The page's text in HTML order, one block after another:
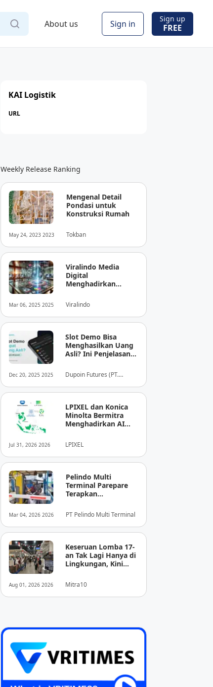
About us Sign in Sign up
FREE
KAI Logistik
URL
Weekly Release Ranking
May 24, 2023 2023
Mengenal Detail
Pondasi untuk
Konstruksi Rumah
Tokban
Mar 06, 2025 2025
Viralindo Media
Digital
Menghadirkan
Dunia Media Digital
Indonesia
Viralindo
Dec 20, 2025 2025
Slot Demo Bisa
Menghasilkan Uang
Asli? Ini Penjelasan
Dupoin Futures (PT.
Jul 31, 2026 2026
LPIXEL dan Konica
Minolta Bermitra
Menghadirkan AI
Diagnosis Berbasis
Pencitraan Medis
“EIRL” di ASEAN
LPIXEL
Mar 04, 2026 2026
Pelindo Multi
Terminal Parepare
Terapkan
Nontunai di Pintu
Masuk Pelabuhan
Nusantara
PT Pelindo Multi Terminal
Aug 01, 2026 2026
Keseruan Lomba 17-
an Tak Lagi Hanya di
Lingkungan, Kini
Berbelanja
Mitra10